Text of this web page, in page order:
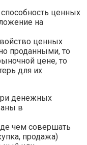
ценных
на
ценных
проданными, то
цене, то
для их
денежных
в
чем совершать
продажа)